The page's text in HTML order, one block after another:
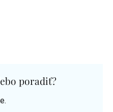
poradiť?